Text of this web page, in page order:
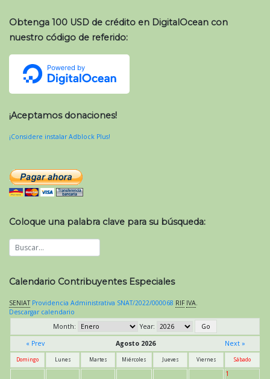
Obtenga 100 USD de crédito en DigitalOcean con
nuestro código de referido:
¡Aceptamos donaciones!
¡Considere instalar Adblock Plus!
Coloque una palabra clave para su búsqueda:
Calendario Contribuyentes Especiales
SENIAT Providencia Administrativa SNAT/2022/000068 RIF IVA.
Descargar calendario
Month:
Year:
« Prev
Agosto 2026 Next »
Domingo Lunes Martes Miércoles Jueves Viernes Sábado
1